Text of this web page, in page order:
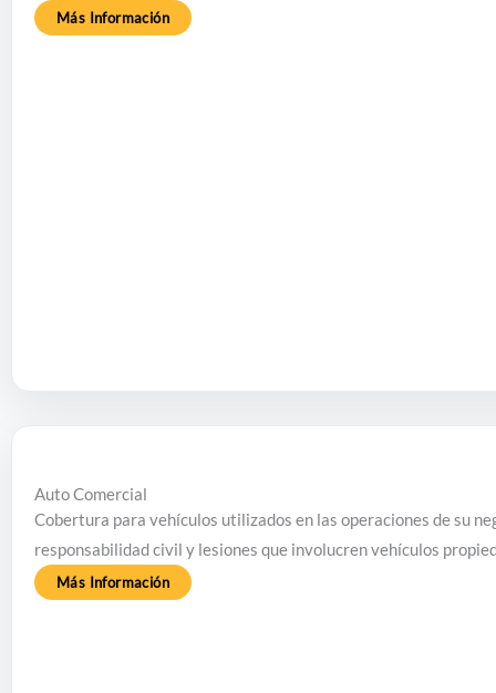
Más Información
Auto Comercial
Cobertura para vehículos utilizados en las operaciones de su
responsabilidad civil y lesiones que involucren vehículos
Más Información